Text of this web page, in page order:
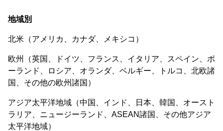
地域別
北米（アメリカ、カナダ、メキシコ）
欧州（英国、ドイツ、フランス、イタリア、スペイン、ポ
ーランド、ロシア、オランダ、ベルギー、トルコ、北欧諸
国、その他の欧州諸国）
アジア太平洋地域（中国、インド、日本、韓国、オースト
ラリア、ニュージーランド、ASEAN諸国、その他アジア
太平洋地域）